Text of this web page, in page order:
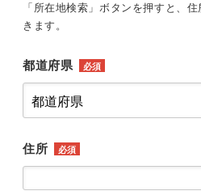
「所在地検索」ボタンを押すと、
きます。
都道府県 必須
住所 必須